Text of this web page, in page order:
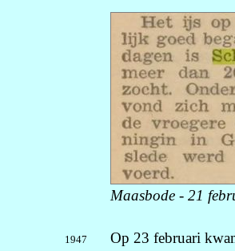
Maasbode - 21
1947
Op 23 februari